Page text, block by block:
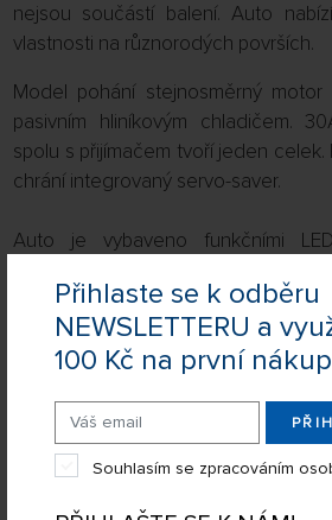
Přihlaste se k odběru
NEWSLETTERU a
100 Kč na první
Souhlasím se zpracováním
nejsou součástí balení. Auto
vlastnosti na různorodých površích.
Model pohání stejnosměrný
pasivním hliníkovým chladičem.
spolu s přijímačem tvoří jeden
chrání integrovaný servo-saver.
Auto je vybaveno funkčními
atomizérem (vyvíječem vodní páry)
efektů!
Vlastnosti:
zcela dokončený a k jízdě
auta s pohonem všech kol
pohon zajišťuje výkonný